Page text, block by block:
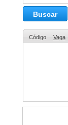
Buscar
Código Vaga